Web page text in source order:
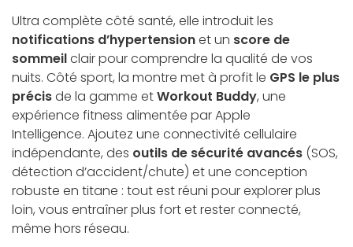
Ultra complète côté santé, elle introduit les
notifications d’hypertensionet un score de
sommeilclair pour comprendre la qualité de vos
nuits. Côté sport, la montre met à profit le GPS le plus
précisde la gamme etWorkout Buddy, une
expérience fitness alimentée par Apple
Intelligence. Ajoutez une connectivité cellulaire
indépendante, des outils de sécurité avancés (SOS,
détection d’accident/chute) et une conception
robuste en titane : tout est réuni pour explorer plus
loin, vous entraîner plus fort et rester connecté,
même hors réseau.